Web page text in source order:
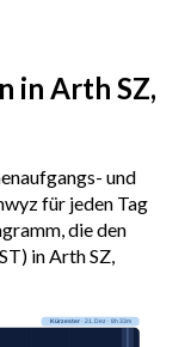
in Arth SZ,
und
für jeden Tag
die den
in Arth SZ,
Kürzester· 21. Dez · 8h 33m